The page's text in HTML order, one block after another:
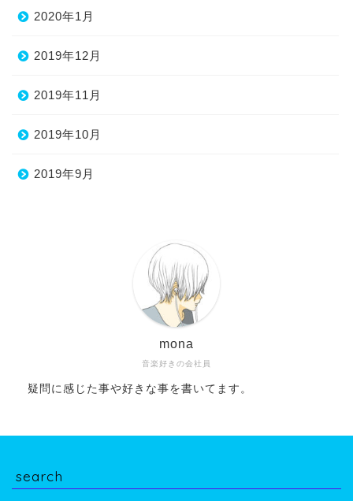
2020年1月
2019年12月
2019年11月
2019年10月
2019年9月
音楽好きの会社員
mona
疑問に感じた事や好きな事を書いてます。
search